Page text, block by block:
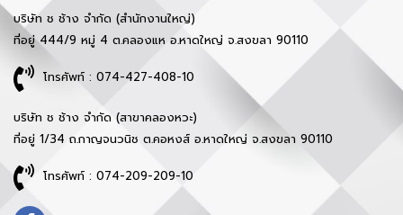
บริษัท ช ช้าง จำกัด (สำนักงานใหญ่)
ที่อยู่ 444/9 หมู่ 4 ต.คลองแห อ.หาดใหญ่ จ.สงขลา 90110
โทรศัพท์ : 074-427-408-10
บริษัท ช ช้าง จำกัด (สาขาคลองหวะ)
ที่อยู่ 1/34 ถ.กาญจนวนิช ต.คอหงส์ อ.หาดใหญ่ จ.สงขลา 90110
โทรศัพท์ : 074-209-209-10